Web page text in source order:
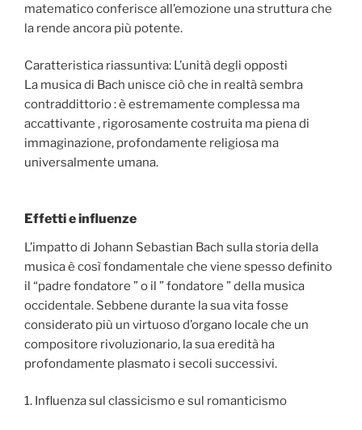
matematico conferisce all’emozione una struttura che
la rende ancora più potente.
Caratteristica riassuntiva: L’unità degli opposti
La musica di Bach unisce ciò che in realtà sembra
contraddittorio : è estremamente complessa ma
accattivante , rigorosamente costruita ma piena di
immaginazione, profondamente religiosa ma
universalmente umana.
Effetti e influenze
L’impatto di Johann Sebastian Bach sulla storia della
musica è così fondamentale che viene spesso definito
il “padre fondatore ” o il ” fondatore ” della musica
occidentale. Sebbene durante la sua vita fosse
considerato più un virtuoso d’organo locale che un
compositore rivoluzionario, la sua eredità ha
profondamente plasmato i secoli successivi.
1. Influenza sul classicismo e sul romanticismo